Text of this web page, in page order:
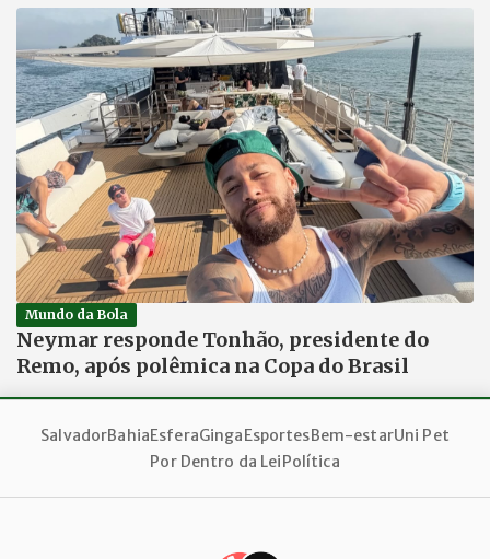
Mundo da Bola
Neymar responde Tonhão, presidente do
Remo, após polêmica na Copa do Brasil
SalvadorBahiaEsferaGingaEsportesBem-estarUni Pet
Por Dentro da LeiPolítica